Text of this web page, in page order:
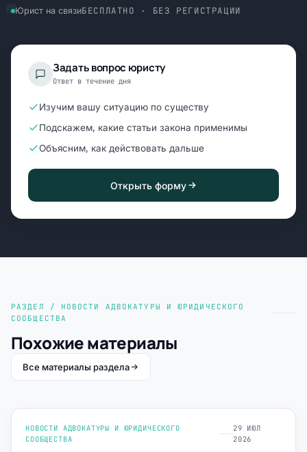
Юрист на связиБЕСПЛАТНО · БЕЗ РЕГИСТРАЦИИ
Задать вопрос юристу
Ответ в течение дня
Изучим вашу ситуацию по существу
Подскажем, какие статьи закона применимы
Объясним, как действовать дальше
Открыть форму
РАЗДЕЛ / НОВОСТИ АДВОКАТУРЫ И ЮРИДИЧЕСКОГО
СООБЩЕСТВА
Похожие материалы
Все материалы раздела
НОВОСТИ АДВОКАТУРЫ И ЮРИДИЧЕСКОГО
СООБЩЕСТВА
29 ИЮЛ
2026